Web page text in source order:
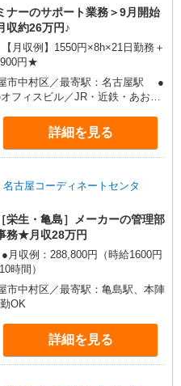
ナーのサポート業務＞9月開始
収約26万円♪
月収例】1550円×8h×21日勤務＋
円★
市中村区／最寄駅：名古屋駅 ●
フィスビル／JR・近鉄・あおな
詳細を見る
古屋コーディネートセンタ
栄生・亀島］メーカーの管理部
務★月収28万円
月収例：288,800円（時給1600円
時間）
市中村区／最寄駅：亀島駅、本陣
OK
詳細を見る